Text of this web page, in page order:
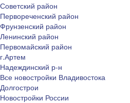
Советский район
Первореченский район
Фрунзенский район
Ленинский район
Первомайский район
г.Артем
Надеждинский р-н
Все новостройки Владивостока
Долгострои
Новостройки России